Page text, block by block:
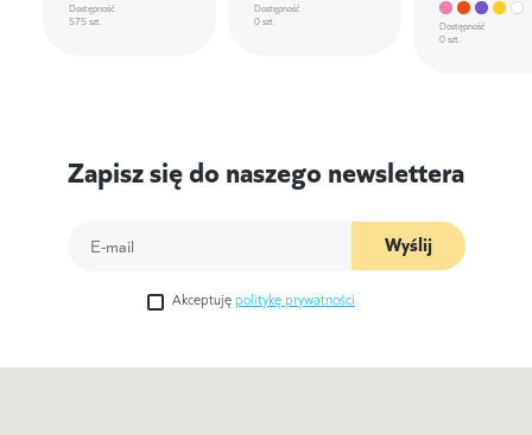
Dostępność
575 szt.
Dostępność
0 szt.
Dostępność
0 szt.
Zapisz się do naszego newslettera
Wyślij
Akceptuję politykę prywatności